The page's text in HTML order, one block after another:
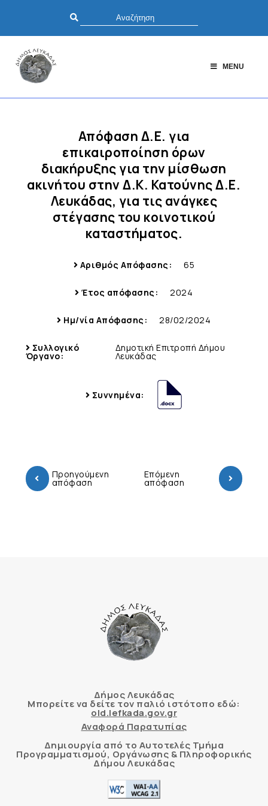
MENU
Απόφαση Δ.Ε. για
επικαιροποίηση όρων
διακήρυξης για την μίσθωση
ακινήτου στην Δ.Κ. Κατούνης Δ.Ε.
Λευκάδας, για τις ανάγκες
στέγασης του κοινοτικού
καταστήματος.
Αριθμός Απόφασης: 65
Έτος απόφασης: 2024
Ημ/νία Απόφασης: 28/02/2024
Συλλογικό
Όργανο:
Δημοτική Επιτροπή Δήμου
Λευκάδας
Συννημένα:
Προηγούμενη
απόφαση
Επόμενη
απόφαση
Δήμος Λευκάδας
Μπορείτε να δείτε τον παλιό ιστότοπο εδώ:
old.lefkada.gov.gr
Αναφορά Παρατυπίας
Δημιουργία από το Αυτοτελές Τμήμα
Προγραμματισμού, Οργάνωσης & Πληροφορικής
Δήμου Λευκάδας